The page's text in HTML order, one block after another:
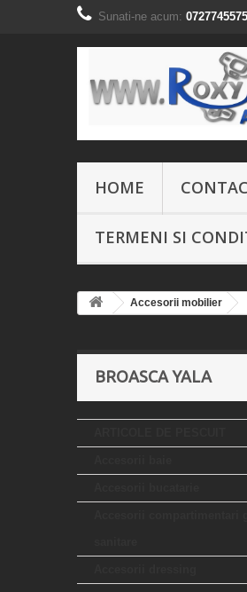
Sunati-ne acum: 0727745575
HOME
TERMENI SI
Accesorii mobilier
BROASCA YALA